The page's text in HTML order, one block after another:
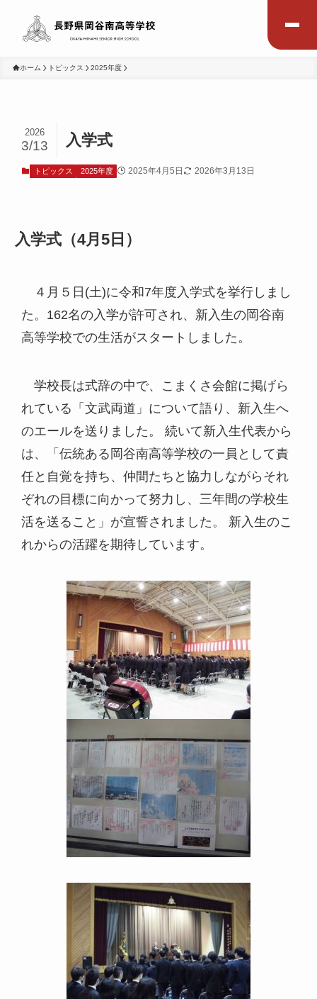
ホーム トピックス 2025年度
入学式
2026
3/13
トピックス 2025年度 2025年4月5日 2026年3月13日
入学式（4月5日）
４月５日(土)に令和7年度入学式を挙行しまし
た。162名の入学が許可され、新入生の岡谷南
高等学校での生活がスタートしました。
学校長は式辞の中で、こまくさ会館に掲げら
れている「文武両道」について語り、新入生へ
のエールを送りました。 続いて新入生代表から
は、「伝統ある岡谷南高等学校の一員として責
任と自覚を持ち、仲間たちと協力しながらそれ
ぞれの目標に向かって努力し、三年間の学校生
活を送ること」が宣誓されました。 新入生のこ
れからの活躍を期待しています。